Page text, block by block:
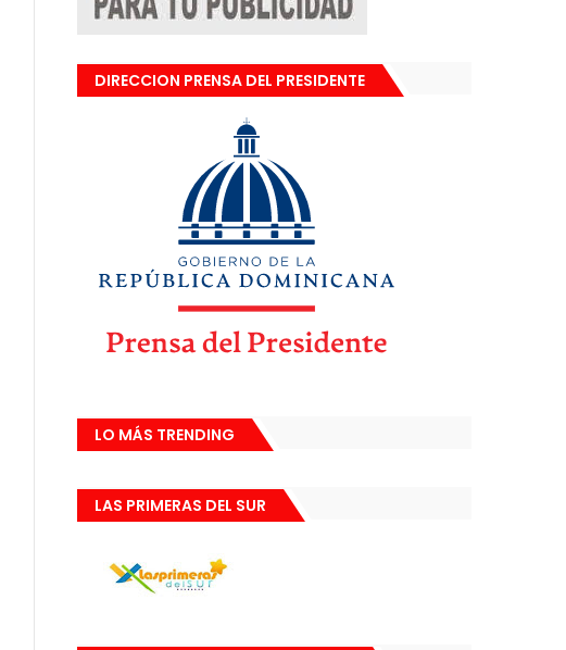
DIRECCION PRENSA DEL PRESIDENTE
LO MÁS TRENDING
LAS PRIMERAS DEL SUR